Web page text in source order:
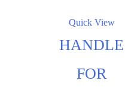
Quick View
HANDLE
FOR